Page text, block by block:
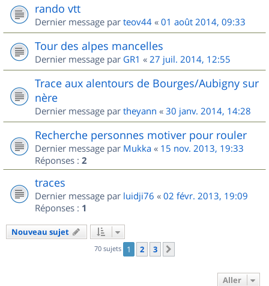
rando vtt
Dernier message par teov44 « 01 août 2014, 09:33
Tour des alpes mancelles
Dernier message par GR1 « 27 juil. 2014, 12:55
Trace aux alentours de Bourges/Aubigny sur
nère
Dernier message par theyann « 30 janv. 2014, 14:28
Recherche personnes motiver pour rouler
Dernier message par Mukka « 15 nov. 2013, 19:33
Réponses : 2
traces
Dernier message par luidji76 « 02 févr. 2013, 19:09
Réponses : 1
Nouveau sujet
70 sujets 1 2 3
Aller